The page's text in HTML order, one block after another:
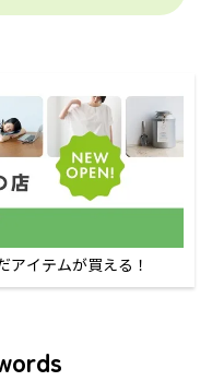
アイテムが買える！